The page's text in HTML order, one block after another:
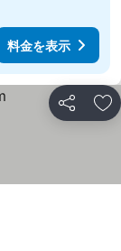
料金を表示
シェア お